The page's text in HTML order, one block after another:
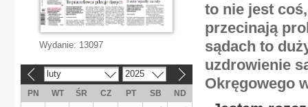
to nie jest
przecinają
sądach to
uzdrowienie
Okręgowego
Wydanie: 13097
luty 2025
PN WT ŚR CZ PT SB
ND